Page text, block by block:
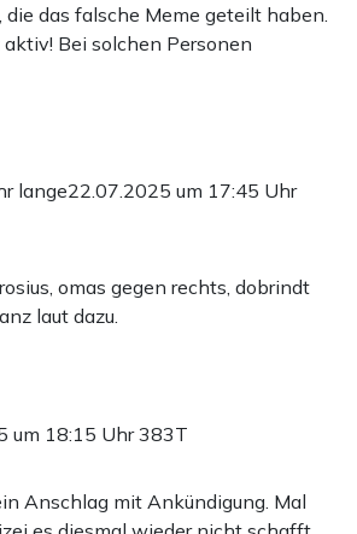
das falsche Meme geteilt haben.
Bei solchen Personen
lange22.07.2025 um 17:45 Uhr
omas gegen rechts, dobrindt
laut dazu.
um 18:15 Uhr383T
Anschlag mit Ankündigung. Mal